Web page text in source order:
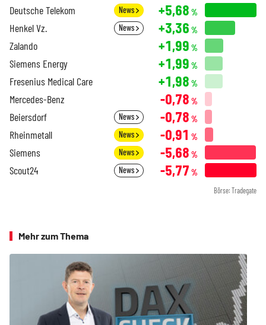
Deutsche Telekom News +5,68 %
Henkel Vz. News +3,36 %
Zalando +1,99 %
Siemens Energy +1,99 %
Fresenius Medical Care +1,98 %
Mercedes-Benz -0,78 %
Beiersdorf News -0,78 %
Rheinmetall News -0,91 %
Siemens News -5,68 %
Scout24 News -5,77 %
Börse: Tradegate
Mehr zum Thema